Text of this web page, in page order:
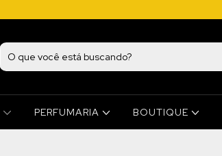
PERFUMARIA BOUTIQUE